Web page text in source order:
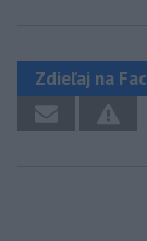
Zdieľaj na